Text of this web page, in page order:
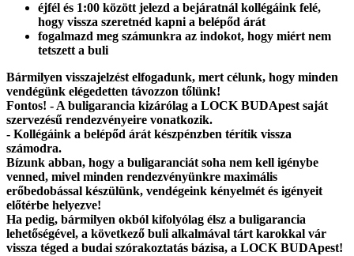
éjfél és 1:00 között jelezd a bejáratnál kollégáink felé,
hogy vissza szeretnéd kapni a belépőd árát
fogalmazd meg számunkra az indokot, hogy miért nem
tetszett a buli
Bármilyen visszajelzést elfogadunk, mert célunk, hogy minden
vendégünk elégedetten távozzon tőlünk!
Fontos! - A buligarancia kizárólag a LOCK BUDApest saját
szervezésű rendezvényeire vonatkozik.
- Kollégáink a belépőd árát készpénzben térítik vissza
számodra.
Bízunk abban, hogy a buligaranciát soha nem kell igénybe
venned, mivel minden rendezvényünkre maximális
erőbedobással készülünk, vendégeink kényelmét és igényeit
előtérbe helyezve!
Ha pedig, bármilyen okból kifolyólag élsz a buligarancia
lehetőségével, a következő buli alkalmával tárt karokkal vár
vissza téged a budai szórakoztatás bázisa, a LOCK BUDApest!